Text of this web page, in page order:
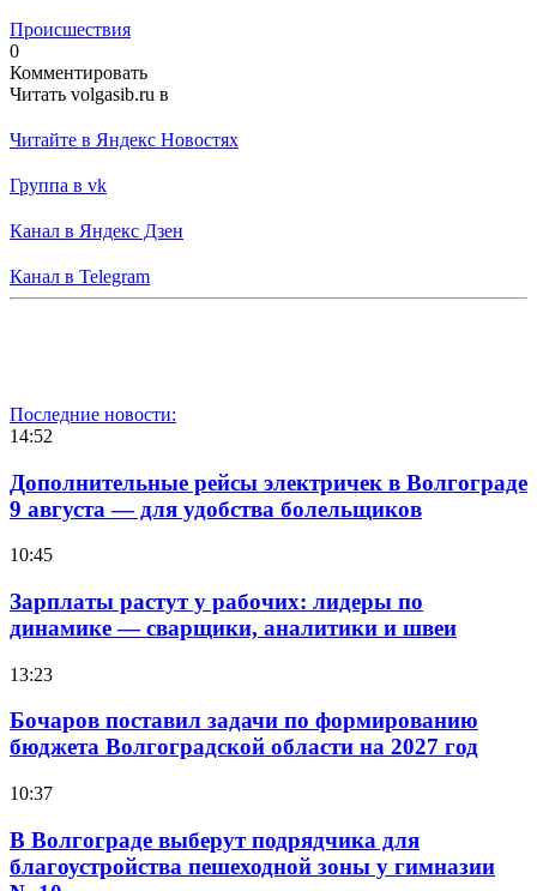
Происшествия
0
Комментировать
Читать volgasib.ru в
Читайте в Яндекс Новостях
Группа в vk
Канал в Яндекс Дзен
Канал в Telegram
Последние новости:
14:52
Дополнительные рейсы электричек в Волгограде
9 августа — для удобства болельщиков
10:45
Зарплаты растут у рабочих: лидеры по
динамике — сварщики, аналитики и швеи
13:23
Бочаров поставил задачи по формированию
бюджета Волгоградской области на 2027 год
10:37
В Волгограде выберут подрядчика для
благоустройства пешеходной зоны у гимназии